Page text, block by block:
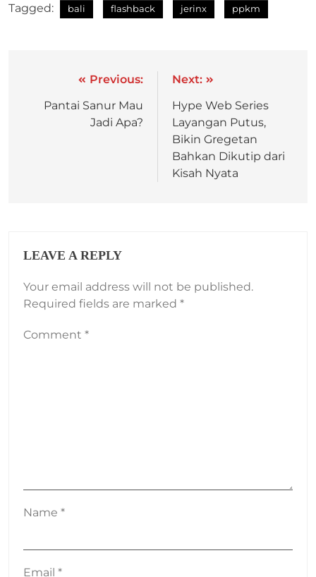
Tagged: bali flashback jerinx ppkm
Previous:
Pantai Sanur Mau
Jadi Apa?
Next:
Hype Web Series
Layangan Putus,
Bikin Gregetan
Bahkan Dikutip dari
Kisah Nyata
LEAVE A REPLY
Your email address will not be published.
Required fields are marked *
Comment *
Name *
Email *